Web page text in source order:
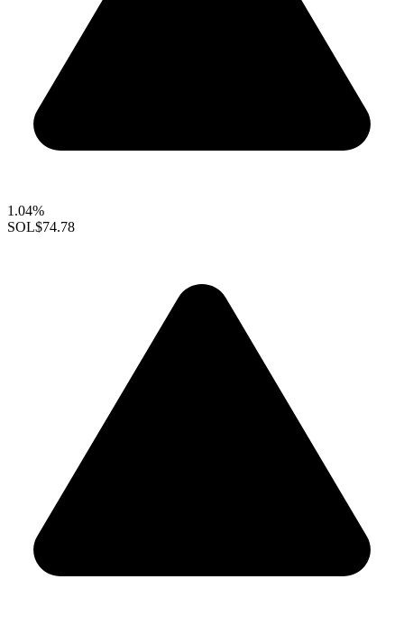
1.04%
SOL$74.78